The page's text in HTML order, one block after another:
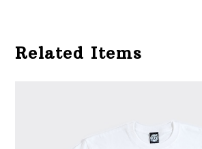
Related Items